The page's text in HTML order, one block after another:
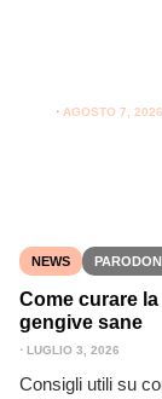
⋅ AGOSTO 7, 2026
NEWS
Come curare
gengive sane
⋅ LUGLIO 3, 2026
Consigli utili su